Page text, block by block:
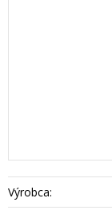
Výrobca: